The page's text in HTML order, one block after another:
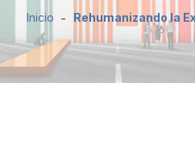
Inicio Rehumanizando la